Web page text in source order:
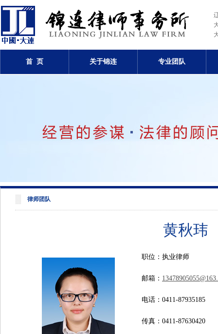
首 页 关于锦连 专业团队
律师团队
黄秋玮
职位：执业律师
邮箱：
电话：0411-87935185
传真：0411-87630420